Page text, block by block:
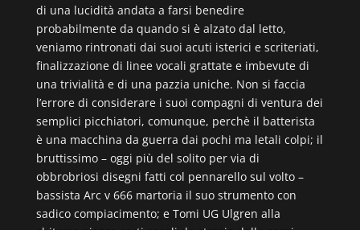
di una lucidità andata a farsi benedire
probabilmente da quando si è alzato dal letto,
veniamo rintronati dai suoi acuti isterici e scriteriati,
finalizzazione di linee vocali grattate e imbevute di
una trivialità e di una pazzia uniche. Non si faccia
l’errore di considerare i suoi compagni di ventura dei
semplici picchiatori, comunque, perchè il batterista
è una macchina da guerra dai pochi ma letali colpi; il
bruttissimo – oggi più del solito per via di
obbrobriosi disegni fatti col pennarello sul volto –
bassista Arc v 666 martoria il suo strumento con
sadico compiacimento; e Tomi UG Ulgren alla